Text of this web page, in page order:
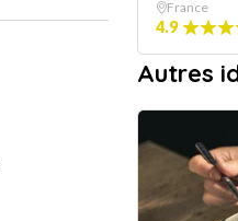
France
4.9
Autres